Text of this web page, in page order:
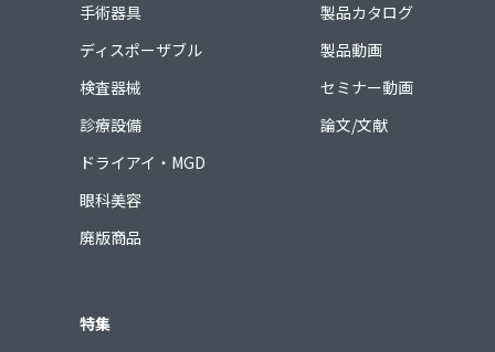
手術器具
ディスポーザブル
検査器械
診療設備
ドライアイ・MGD
眼科美容
廃版商品
製品カタログ
製品動画
セミナー動画
論文/文献
特集